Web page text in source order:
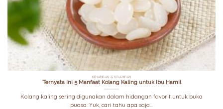
KEHAMILAN & KELAHIRAN
Ternyata Ini 5 Manfaat Kolang Kaling untuk Ibu Hamil
Kolang kaling sering digunakan dalam hidangan favorit untuk buka
puasa. Yuk, cari tahu apa saja...